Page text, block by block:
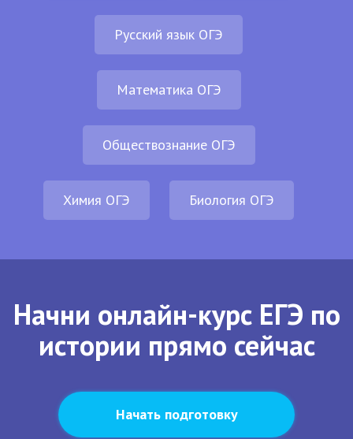
Русский язык ОГЭ
Математика ОГЭ
Обществознание ОГЭ
Химия ОГЭ Биология ОГЭ
Начни онлайн-курс ЕГЭ по
истории прямо сейчас
Начать подготовку